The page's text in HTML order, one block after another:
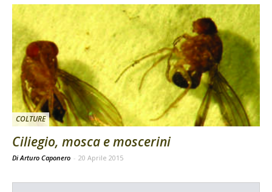
COLTURE
Ciliegio, mosca e moscerini
Di Arturo Caponero - 20 Aprile 2015